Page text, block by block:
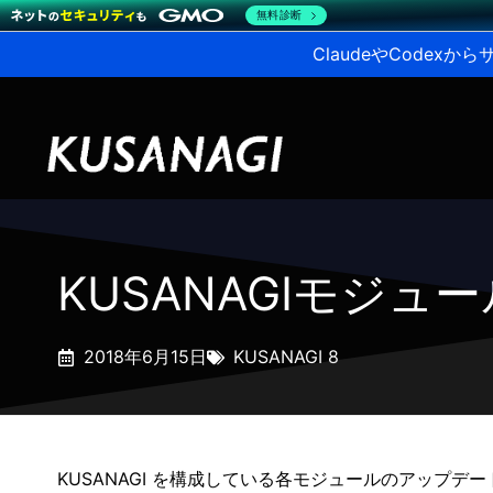
ClaudeやCodexから
KUSANAGIモジュ
2018年6月15日 KUSANAGI 8
KUSANAGI を構成している各モジュールのアップデ
無料診断